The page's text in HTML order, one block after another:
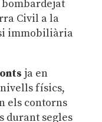
Civil a la
immobiliària
ja en
físics,
els contorns
durant segles